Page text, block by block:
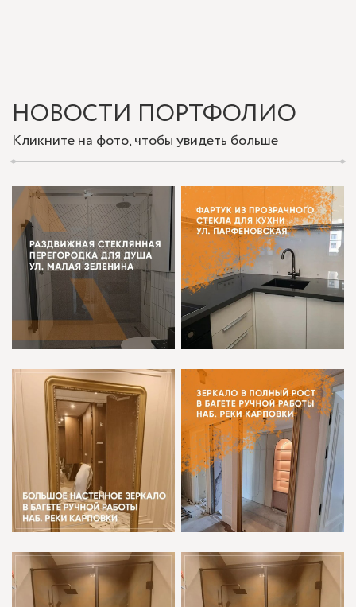
НОВОСТИ ПОРТФОЛИО
Кликните на фото, чтобы увидеть больше